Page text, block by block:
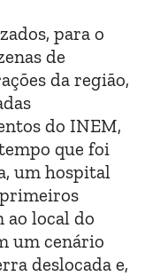
para o
de
da região,
do INEM,
que foi
um hospital
ao local do
um cenário
deslocada e,